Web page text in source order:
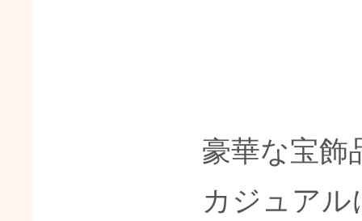
豪華な宝飾
カジュアル